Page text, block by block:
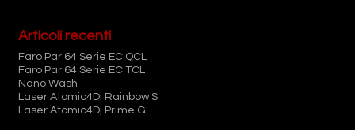
Articoli recenti
Faro Par 64 Serie EC QCL
Faro Par 64 Serie EC TCL
Nano Wash
Laser Atomic4Dj Rainbow S
Laser Atomic4Dj Prime G